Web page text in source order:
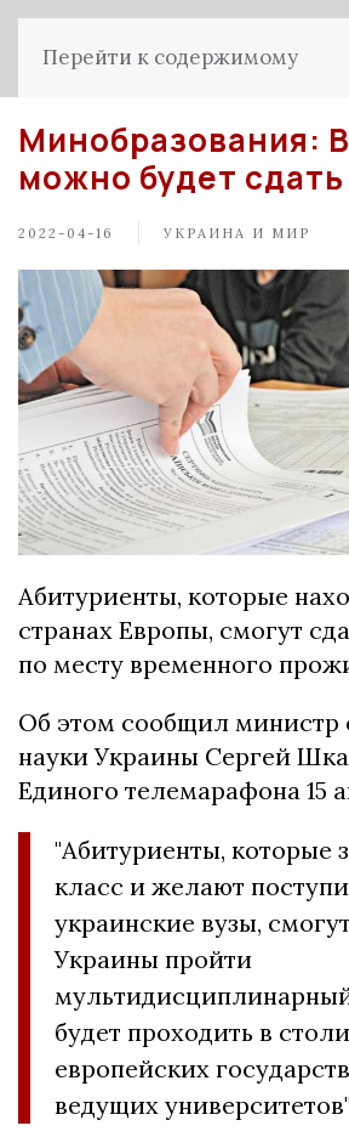
Перейти к содержимому
Минобразования:
можно будет
2022-04-16 УКРАИНА И МИР
Абитуриенты, которые
странах Европы, смогут
по месту временного
Об этом сообщил министр
науки Украины Сергей
Единого телемарафона 15
"Абитуриенты, которые
класс и желают
украинские вузы,
Украины пройти
будет проходить в
европейских
ведущих